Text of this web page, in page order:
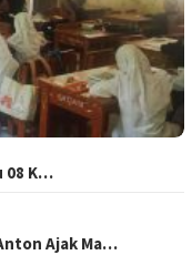
08 K…
Ajak Ma…